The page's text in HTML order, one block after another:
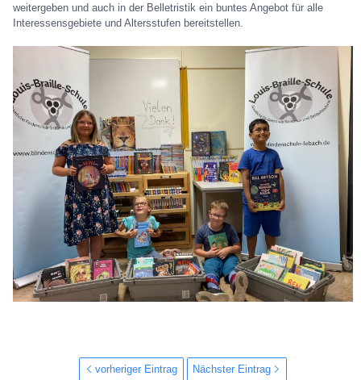
weitergeben und auch in der Belletristik ein buntes Angebot für alle
Interessensgebiete und Altersstufen bereitstellen.
vorheriger Eintrag Nächster Eintrag